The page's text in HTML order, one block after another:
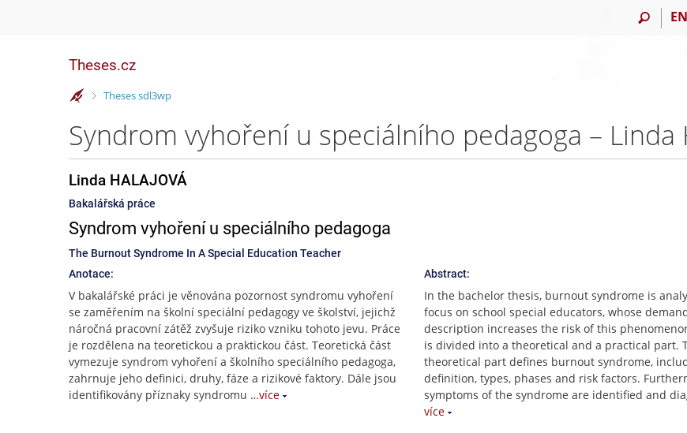
EN
Theses.cz
>
Theses sdl3wp
Syndrom vyhoření u speciálního pedagoga – Linda
Linda HALAJOVÁ
Bakalářská práce
Syndrom vyhoření u speciálního pedagoga
The Burnout Syndrome In A Special Education Teacher
Anotace:
V bakalářské práci je věnována pozornost syndromu vyhoření
se zaměřením na školní speciální pedagogy ve školství, jejichž
náročná pracovní zátěž zvyšuje riziko vzniku tohoto jevu. Práce
je rozdělena na teoretickou a praktickou část. Teoretická část
vymezuje syndrom vyhoření a školního speciálního pedagoga,
zahrnuje jeho definici, druhy, fáze a rizikové faktory. Dále jsou
identifikovány příznaky syndromu …více
Abstract:
In the bachelor thesis, burnout syndrome is
focus on school special educators, whose
description increases the risk of this
is divided into a theoretical and a practical part.
theoretical part defines burnout syndrome,
definition, types, phases and risk factors.
symptoms of the syndrome are identified and
více